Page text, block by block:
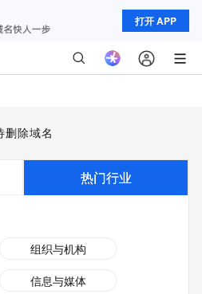
打开 APP
删除域名
热门行业
组织与机构
信息与媒体